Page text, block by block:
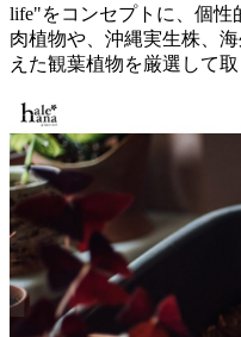
life"をコンセプトに、個性
肉植物や、沖縄実生株、
えた観葉植物を厳選して